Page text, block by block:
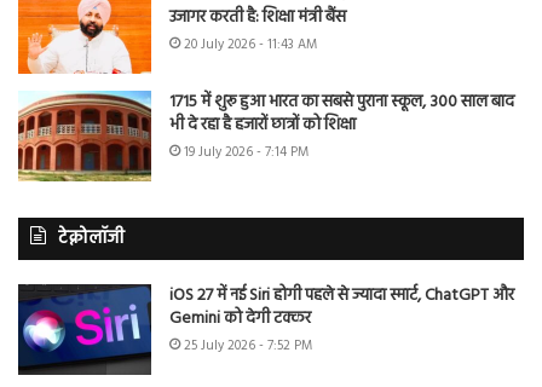
उजागर करती है: शिक्षा मंत्री बैंस
20 July 2026 - 11:43 AM
1715 में शुरू हुआ भारत का सबसे पुराना स्कूल, 300 साल बाद
भी दे रहा है हजारों छात्रों को शिक्षा
19 July 2026 - 7:14 PM
टेक्नोलॉजी
iOS 27 में नई Siri होगी पहले से ज्यादा स्मार्ट, ChatGPT और
Gemini को देगी टक्कर
25 July 2026 - 7:52 PM